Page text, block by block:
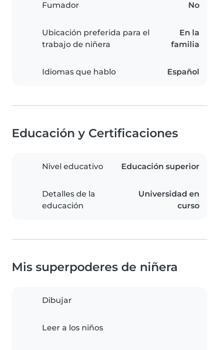
Fumador No
Ubicación preferida para el
trabajo de niñera
En la
familia
Idiomas que hablo Español
Educación y Certificaciones
Nivel educativo Educación superior
Detalles de la
educación
Universidad en
curso
Mis superpoderes de niñera
Dibujar
Leer a los niños